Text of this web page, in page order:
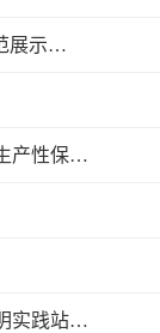
展示…
产性保…
实践站…